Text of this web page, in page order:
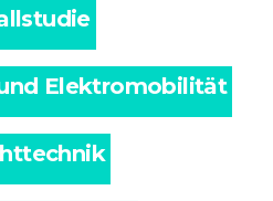
Elektromobilität